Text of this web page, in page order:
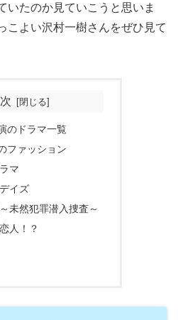
いたのか見ていこうと思いま
こよい沢村一樹さんをぜひ見て
のドラマ一覧
ファッション
マ
イズ
未然犯罪潜入捜査～
人！？